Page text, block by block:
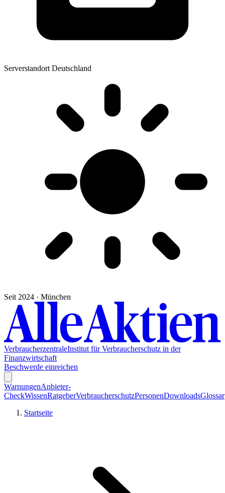
Serverstandort Deutschland
Seit 2024 · München
VerbraucherzentraleInstitut für Verbraucherschutz in der
Finanzwirtschaft
Beschwerde einreichen
WarnungenAnbieter-
CheckWissenRatgeberVerbraucherschutzPersonenDownloadsGlossar
Startseite